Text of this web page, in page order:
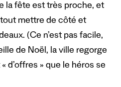
la fête est très proche, et
mettre de côté et
(Ce n’est pas facile,
de Noël, la ville regorge
d’offres » que le héros se